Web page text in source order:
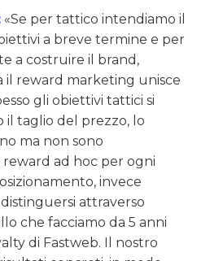
«Se per tattico intendiamo il
a breve termine e per
a costruire il brand,
il reward marketing unisce
gli obiettivi tattici si
taglio del prezzo, lo
ma non sono
ad hoc per ogni
invece
attraverso
che facciamo da 5 anni
di Fastweb. Il nostro